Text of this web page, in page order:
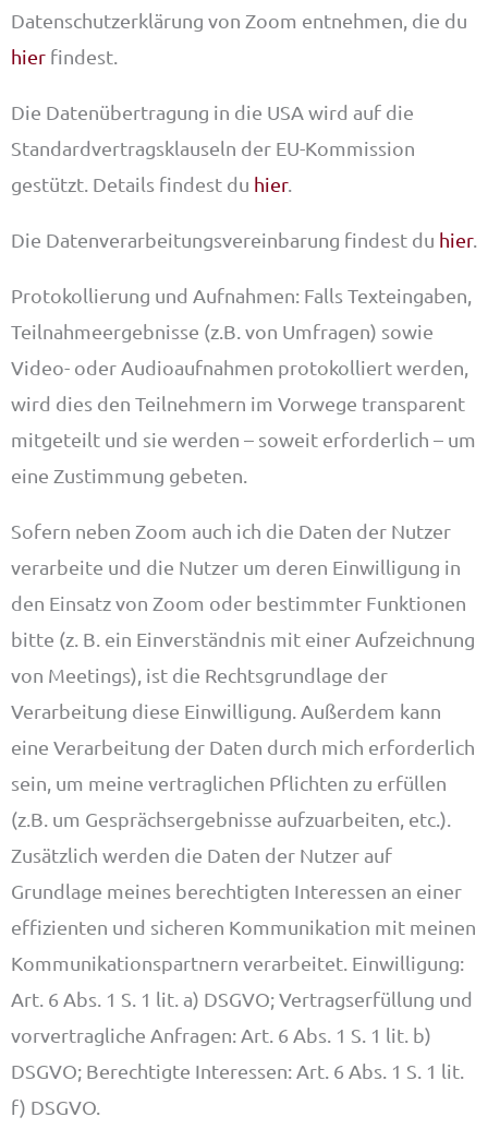
Datenschutzerklärung von Zoom entnehmen, die du
hier findest.
Die Datenübertragung in die USA wird auf die
Standardvertragsklauseln der EU-Kommission
gestützt. Details findest du hier.
Die Datenverarbeitungsvereinbarung findest du hier.
Protokollierung und Aufnahmen: Falls Texteingaben,
Teilnahmeergebnisse (z.B. von Umfragen) sowie
Video- oder Audioaufnahmen protokolliert werden,
wird dies den Teilnehmern im Vorwege transparent
mitgeteilt und sie werden – soweit erforderlich – um
eine Zustimmung gebeten.
Sofern neben Zoom auch ich die Daten der Nutzer
verarbeite und die Nutzer um deren Einwilligung in
den Einsatz von Zoom oder bestimmter Funktionen
bitte (z. B. ein Einverständnis mit einer Aufzeichnung
von Meetings), ist die Rechtsgrundlage der
Verarbeitung diese Einwilligung. Außerdem kann
eine Verarbeitung der Daten durch mich erforderlich
sein, um meine vertraglichen Pflichten zu erfüllen
(z.B. um Gesprächsergebnisse aufzuarbeiten, etc.).
Zusätzlich werden die Daten der Nutzer auf
Grundlage meines berechtigten Interessen an einer
effizienten und sicheren Kommunikation mit meinen
Kommunikationspartnern verarbeitet. Einwilligung:
Art. 6 Abs. 1 S. 1 lit. a) DSGVO; Vertragserfüllung und
vorvertragliche Anfragen: Art. 6 Abs. 1 S. 1 lit. b)
DSGVO; Berechtigte Interessen: Art. 6 Abs. 1 S. 1 lit.
f) DSGVO.